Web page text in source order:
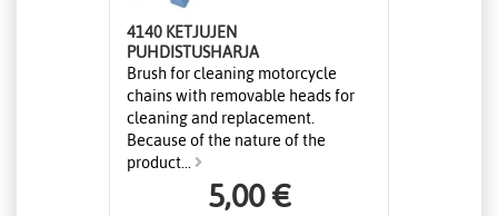
4140 KETJUJEN
PUHDISTUSHARJA
Brush for cleaning motorcycle
chains with removable heads for
cleaning and replacement.
Because of the nature of the
product...
5,00 €